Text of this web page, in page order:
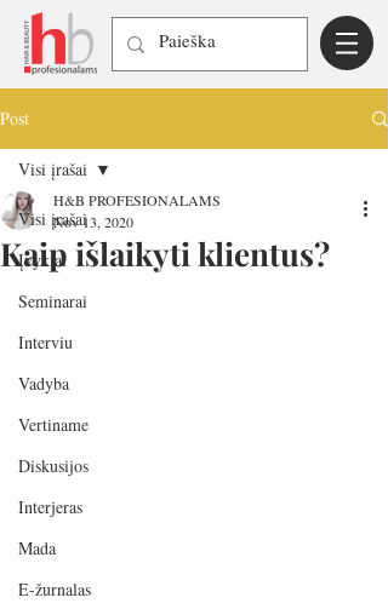
Post
Visi įrašai
Įvykiai
Seminarai
Interviu
Vadyba
Vertiname
Diskusijos
Interjeras
Mada
E-žurnalas
Visi įrašai
Kaip išlaikyti klientus?
H&B PROFESIONALAMS
Nov 13, 2020